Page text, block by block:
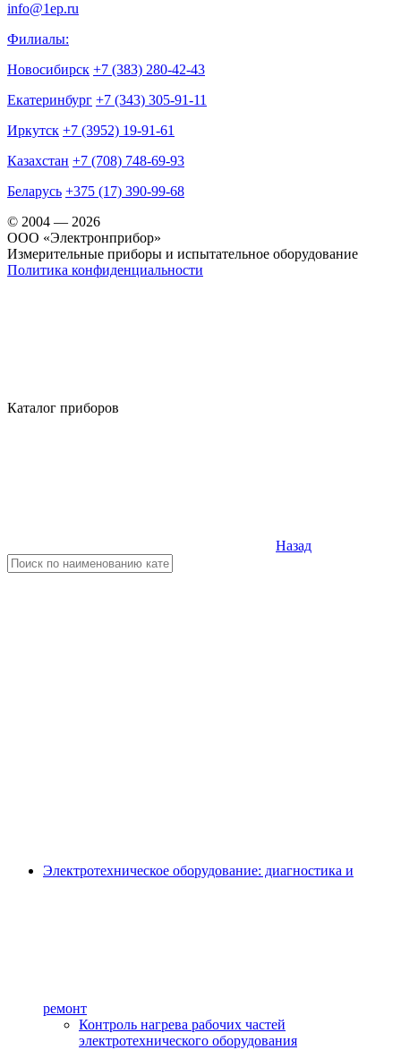
info@1ep.ru
Филиалы:
Новосибирск +7 (383) 280-42-43
Екатеринбург +7 (343) 305-91-11
Иркутск +7 (3952) 19-91-61
Казахстан +7 (708) 748-69-93
Беларусь +375 (17) 390-99-68
© 2004 — 2026
OOO «Электронприбор»
Измерительные приборы и испытательное оборудование
Политика конфиденциальности
Каталог приборов
Назад
Электротехническое оборудование: диагностика и
ремонт
Контроль нагрева рабочих частей
электротехнического оборудования